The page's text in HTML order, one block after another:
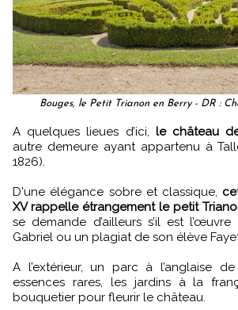
Bouges, le Petit Trianon en Berry - DR :
A quelques lieues d’ici, le château
autre demeure ayant appartenu à
1826).
D'une élégance sobre et classique,
XV rappelle étrangement le petit
se demande d’ailleurs s’il est
Gabriel ou un plagiat de son élève
A l’extérieur, un parc à l’anglaise
essences rares, les jardins à la
bouquetier pour fleurir le château.